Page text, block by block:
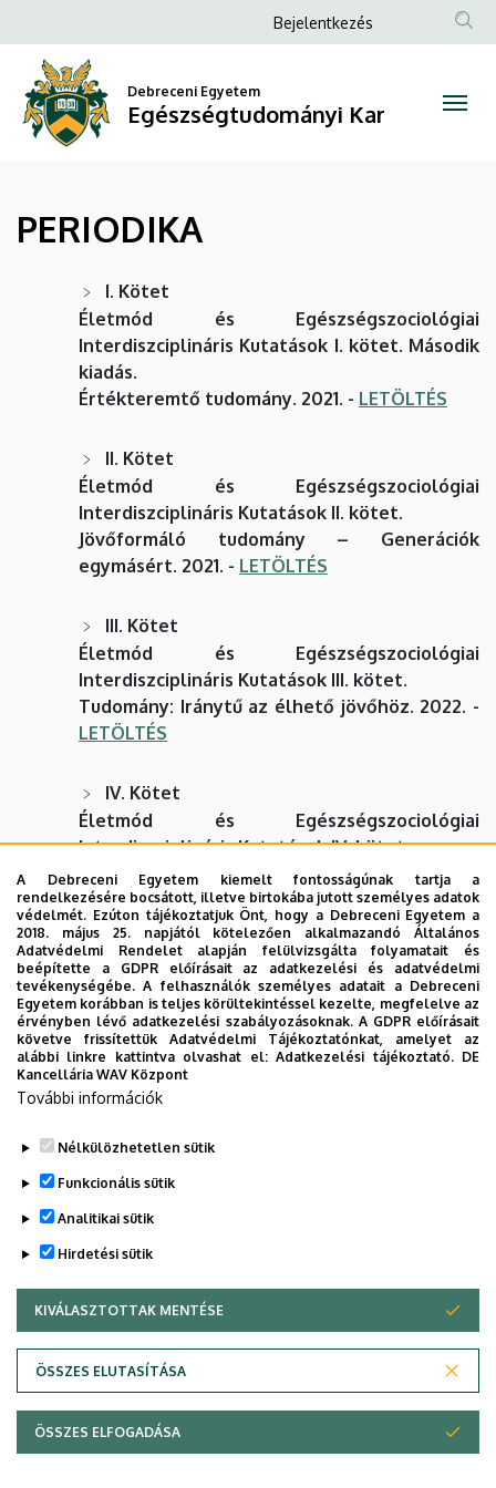
Egészségtudományi
a
tartalomra
Anonim
menüje
Bejelentkezés
Debreceni Egyetem
Egészségtudományi Kar
PERIODIKA
I. Kötet
Életmód és Egészségszociológiai
Interdiszciplináris Kutatások I. kötet. Második
kiadás.
Értékteremtő tudomány. 2021. - LETÖLTÉS
II. Kötet
Életmód és Egészségszociológiai
Interdiszciplináris Kutatások II. kötet.
Jövőformáló tudomány – Generációk
egymásért. 2021. - LETÖLTÉS
III. Kötet
Életmód és Egészségszociológiai
Interdiszciplináris Kutatások III. kötet.
Tudomány: Iránytű az élhető jövőhöz. 2022. -
LETÖLTÉS
IV. Kötet
Életmód és Egészségszociológiai
Interdiszciplináris Kutatások IV. kötet.
Tudomány: Út a világ megismeréséhez I. 2023.
-LETÖLTÉS
V. Kötet
Életmód és Egészségszociológiai
Interdiszciplináris Kutatások V. kötet.
Tudomány: Út a világ megismeréséhez II.
2024. -LETÖLTÉS
Legutóbbi frissítés:
Adatvédelem
Copyright © 2026 Unideb
A Debreceni Egyetem kiemelt fontosságúnak tartja a
rendelkezésére bocsátott, illetve birtokába jutott személyes adatok
védelmét. Ezúton tájékoztatjuk Önt, hogy a Debreceni Egyetem a
2018. május 25. napjától kötelezően alkalmazandó Általános
Adatvédelmi Rendelet alapján felülvizsgálta folyamatait és
beépítette a GDPR előírásait az adatkezelési és adatvédelmi
tevékenységébe. A felhasználók személyes adatait a Debreceni
Egyetem korábban is teljes körültekintéssel kezelte, megfelelve az
érvényben lévő adatkezelési szabályozásoknak. A GDPR előírásait
követve frissítettük Adatvédelmi Tájékoztatónkat, amelyet az
alábbi linkre kattintva olvashat el:Adatkezelési tájékoztató. DE
Kancellária WAV Központ
További információk
Nélkülözhetetlen sütik
Funkcionális sütik
Analitikai sütik
Hirdetési sütik
KIVÁLASZTOTTAK MENTÉSE
ÖSSZES ELUTASÍTÁSA
WITHDRAW CONSENT
ÖSSZES ELFOGADÁSA